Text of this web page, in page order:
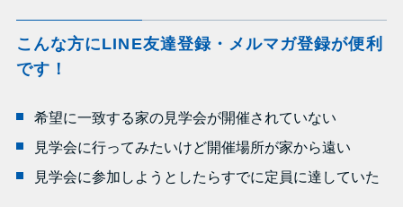
こんな方にLINE友達登録・メルマガ登録が便利
です！
希望に一致する家の見学会が開催されていない
見学会に行ってみたいけど開催場所が家から遠い
見学会に参加しようとしたらすでに定員に達していた